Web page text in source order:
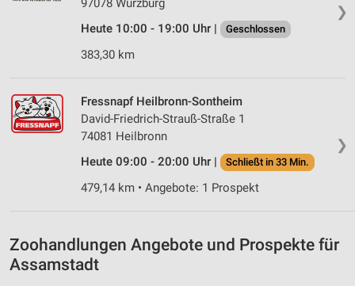
❯
97078 Würzburg
Heute 10:00 - 19:00 Uhr |
Geschlossen
383,30 km
❯
Fressnapf Heilbronn-Sontheim
David-Friedrich-Strauß-Straße 1
74081 Heilbronn
Heute 09:00 - 20:00 Uhr |
Schließt in 33 Min.
479,14 km • Angebote: 1 Prospekt
Zoohandlungen Angebote und Prospekte für
Assamstadt
Verwendung genauer Standortdaten
Geräte anhand von aktiv angeforderten
Nicht-IAB-Verarbeitungszwecke:
Notwendig
Performance